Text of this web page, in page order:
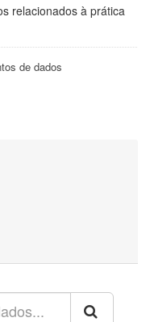
relacionados à prática
de dados